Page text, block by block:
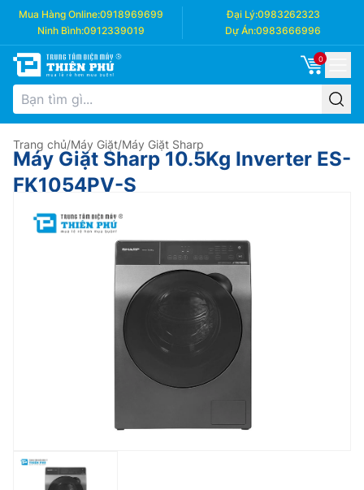
Mua Hàng Online:0918969699 Đại Lý:0983262323
Ninh Bình:0912339019 Dự Án:0983666996
0
Trang chủ/Máy Giặt/Máy Giặt Sharp
Máy Giặt Sharp 10.5Kg Inverter ES-
FK1054PV-S